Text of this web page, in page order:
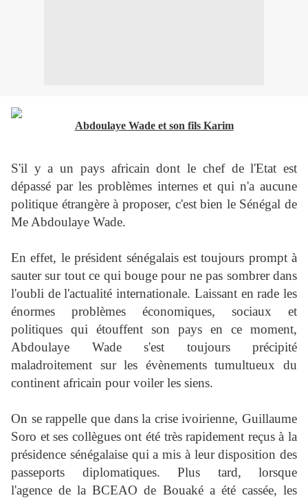
Abdoulaye Wade et son fils Karim
S'il y a un pays africain dont le chef de l'Etat est
dépassé par les problèmes internes et qui n'a aucune
politique étrangère à proposer, c'est bien le Sénégal de
Me Abdoulaye Wade.
En effet, le président sénégalais est toujours prompt à
sauter sur tout ce qui bouge pour ne pas sombrer dans
l'oubli de l'actualité internationale. Laissant en rade les
énormes problèmes économiques, sociaux et
politiques qui étouffent son pays en ce moment,
Abdoulaye Wade s'est toujours précipité
maladroitement sur les évènements tumultueux du
continent africain pour voiler les siens.
On se rappelle que dans la crise ivoirienne, Guillaume
Soro et ses collègues ont été très rapidement reçus à la
présidence sénégalaise qui a mis à leur disposition des
passeports diplomatiques. Plus tard, lorsque
l'agence de la BCEAO de Bouaké a été cassée, les